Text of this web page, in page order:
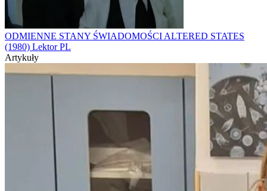
ODMIENNE STANY ŚWIADOMOŚCI ALTERED STATES
(1980) Lektor PL
Artykuły